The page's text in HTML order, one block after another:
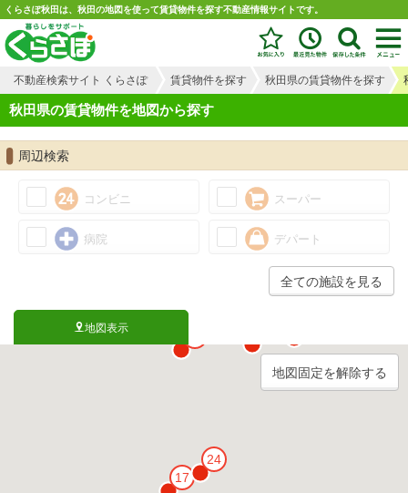
くらさぽ秋田は、秋田の地図を使って賃貸物件を探す不動産情報サイトです。
不動産検索サイト くらさぽ 賃貸物件を探す 秋田県の賃貸物件を探す
秋田県の賃貸物件を地図から探す
周辺検索
コンビニ スーパー
病院 デパート
全ての施設を見る
地図表示
地図固定を解除する